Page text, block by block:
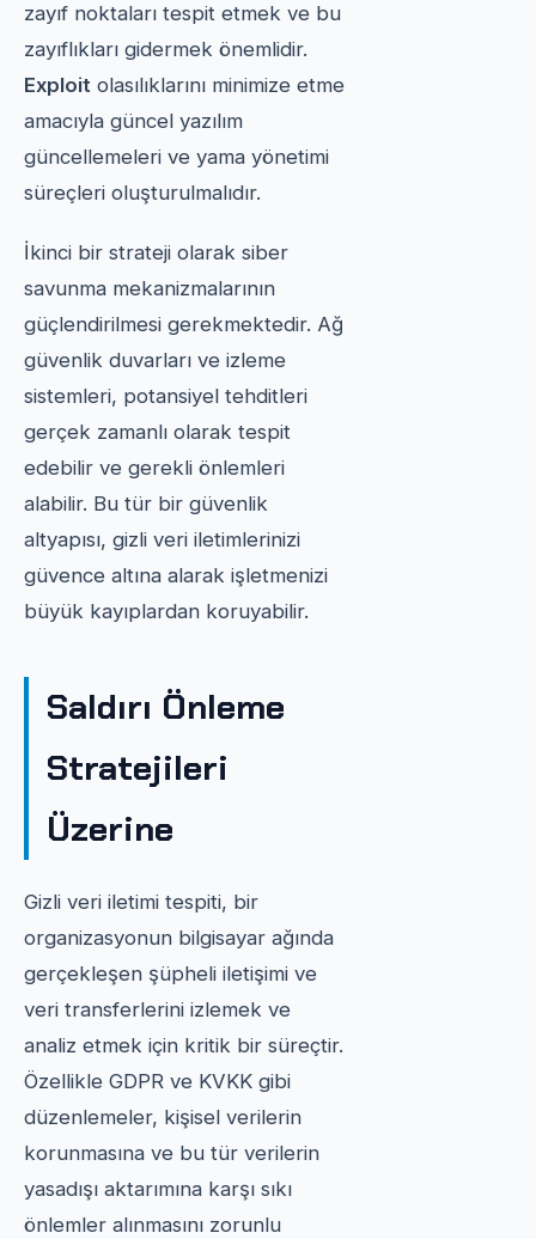
zayıf noktaları tespit etmek ve bu
zayıflıkları gidermek önemlidir.
Exploit olasılıklarını minimize etme
amacıyla güncel yazılım
güncellemeleri ve yama yönetimi
süreçleri oluşturulmalıdır.
İkinci bir strateji olarak siber
savunma mekanizmalarının
güçlendirilmesi gerekmektedir. Ağ
güvenlik duvarları ve izleme
sistemleri, potansiyel tehditleri
gerçek zamanlı olarak tespit
edebilir ve gerekli önlemleri
alabilir. Bu tür bir güvenlik
altyapısı, gizli veri iletimlerinizi
güvence altına alarak işletmenizi
büyük kayıplardan koruyabilir.
Saldırı Önleme
Stratejileri
Üzerine
Gizli veri iletimi tespiti, bir
organizasyonun bilgisayar ağında
gerçekleşen şüpheli iletişimi ve
veri transferlerini izlemek ve
analiz etmek için kritik bir süreçtir.
Özellikle GDPR ve KVKK gibi
düzenlemeler, kişisel verilerin
korunmasına ve bu tür verilerin
yasadışı aktarımına karşı sıkı
önlemler alınmasını zorunlu